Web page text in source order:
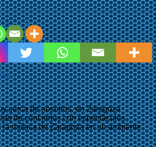
cerca de nosotros, en Zaragoza
de conciertos con espectáculos
la música de Zaragoza en un ambiente